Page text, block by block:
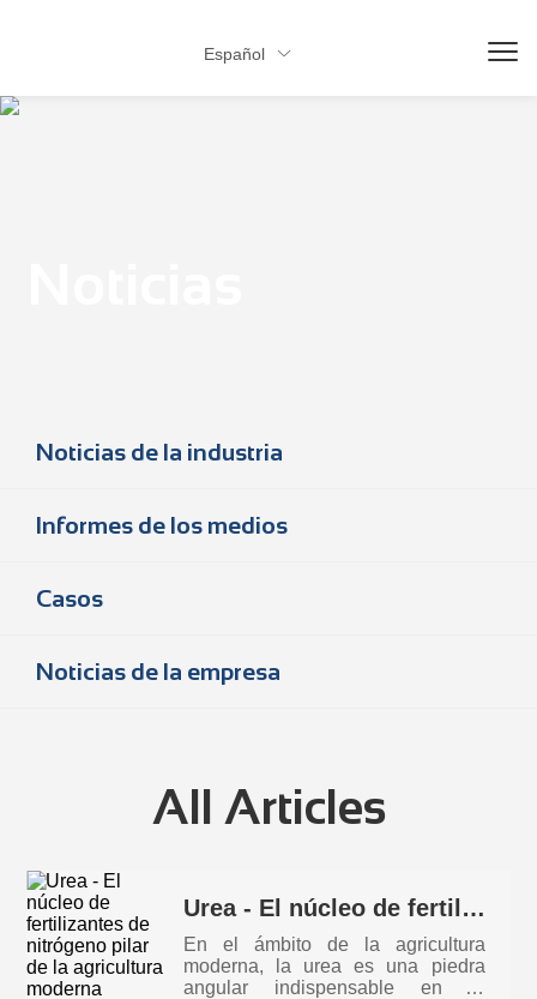
Español 
Noticias de la industria
Informes de los medios
Casos
Noticias de la empresa
All Articles
Urea - El núcleo de fertilizantes de nitrógeno pilar de la agricultura moderna
En el ámbito de la agricultura
moderna, la urea es una piedra
angular indispensable en la